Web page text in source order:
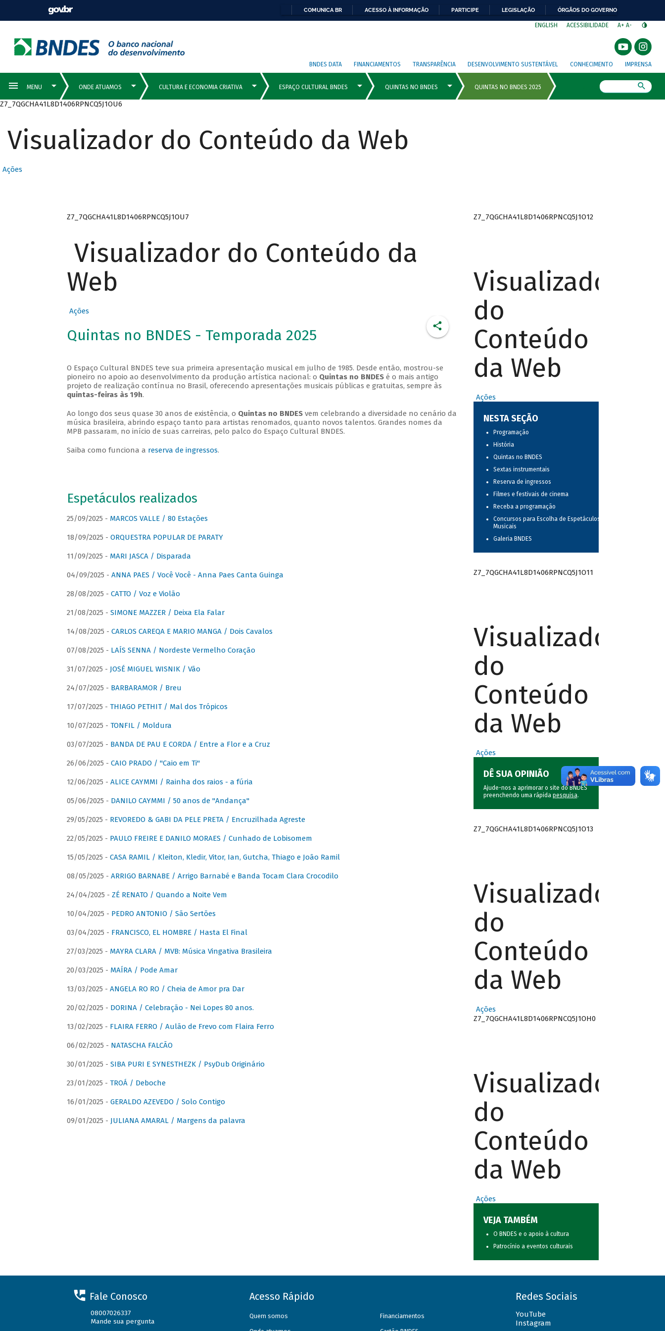
COMUNICA BR ACESSO À INFORMAÇÃO PARTICIPE LEGISLAÇÃO ÓRGÃOS DO GOVERNO
ENGLISH ACESSIBILIDADE A+ A-
BNDES DATA FINANCIAMENTOS TRANSPARÊNCIA DESENVOLVIMENTO SUSTENTÁVEL CONHECIMENTO IMPRENSA
Z7_7QGCHA41L8D1406RPNCQ5J1OU6
Visualizador do Conteúdo da Web
Ações
Z7_7QGCHA41L8D1406RPNCQ5J1OU7
Visualizador do Conteúdo da
Web
Ações
Quintas no BNDES - Temporada 2025
O Espaço Cultural BNDES teve sua primeira apresentação musical em julho de 1985. Desde então, mostrou-se
pioneiro no apoio ao desenvolvimento da produção artística nacional: o Quintas no BNDESé o mais antigo
projeto de realização contínua no Brasil, oferecendo apresentações musicais públicas e gratuitas, sempre às
quintas-feiras às 19h.
Ao longo dos seus quase 30 anos de existência, o Quintas no BNDESvem celebrando a diversidade no cenário da
música brasileira, abrindo espaço tanto para artistas renomados, quanto novos talentos. Grandes nomes da
MPB passaram, no início de suas carreiras, pelo palco do Espaço Cultural BNDES.
Saiba como funciona a reserva de ingressos.
Espetáculos realizados
25/09/2025 - MARCOS VALLE / 80 Estações
18/09/2025 - ORQUESTRA POPULAR DE PARATY
11/09/2025 - MARI JASCA / Disparada
04/09/2025 - ANNA PAES / Você Você - Anna Paes Canta Guinga
28/08/2025 - CATTO / Voz e Violão
21/08/2025 - SIMONE MAZZER / Deixa Ela Falar
14/08/2025 - CARLOS CAREQA E MARIO MANGA / Dois Cavalos
07/08/2025 - LAÍS SENNA / Nordeste Vermelho Coração
31/07/2025 - JOSÉ MIGUEL WISNIK / Vão
24/07/2025 - BARBARAMOR / Breu
17/07/2025 - THIAGO PETHIT / Mal dos Trópicos
10/07/2025 - TONFIL / Moldura
03/07/2025 - BANDA DE PAU E CORDA / Entre a Flor e a Cruz
26/06/2025 - CAIO PRADO / "Caio em Ti"
12/06/2025 - ALICE CAYMMI / Rainha dos raios - a fúria
05/06/2025 - DANILO CAYMMI / 50 anos de "Andança"
29/05/2025 - REVOREDO & GABI DA PELE PRETA / Encruzilhada Agreste
22/05/2025 - PAULO FREIRE E DANILO MORAES / Cunhado de Lobisomem
15/05/2025 - CASA RAMIL / Kleiton, Kledir, Vitor, Ian, Gutcha, Thiago e João Ramil
08/05/2025 - ARRIGO BARNABE / Arrigo Barnabé e Banda Tocam Clara Crocodilo
24/04/2025 - ZÉ RENATO / Quando a Noite Vem
10/04/2025 - PEDRO ANTONIO / São Sertões
03/04/2025 - FRANCISCO, EL HOMBRE / Hasta El Final
27/03/2025 - MAYRA CLARA / MVB: Música Vingativa Brasileira
20/03/2025 - MAÍRA / Pode Amar
13/03/2025 - ANGELA RO RO / Cheia de Amor pra Dar
20/02/2025 - DORINA / Celebração - Nei Lopes 80 anos.
13/02/2025 - FLAIRA FERRO / Aulão de Frevo com Flaira Ferro
06/02/2025 - NATASCHA FALCÃO
30/01/2025 - SIBA PURI E SYNESTHEZK / PsyDub Originário
23/01/2025 - TROÁ / Deboche
16/01/2025 - GERALDO AZEVEDO / Solo Contigo
09/01/2025 - JULIANA AMARAL / Margens da palavra
Z7_7QGCHA41L8D1406RPNCQ5J1O12
Visualizador
do
Conteúdo
da Web
Ações
NESTA SEÇÃO
Programação
História
Quintas no BNDES
Sextas instrumentais
Reserva de ingressos
Filmes e festivais de cinema
Receba a programação
Concursos para Escolha de Espetáculos
Musicais
Galeria BNDES
Z7_7QGCHA41L8D1406RPNCQ5J1O11
Visualizador
do
Conteúdo
da Web
Ações
DÊ SUA OPINIÃO
Ajude-nos a aprimorar o site do BNDES
preenchendo uma rápida pesquisa.
Z7_7QGCHA41L8D1406RPNCQ5J1O13
Visualizador
do
Conteúdo
da Web
Ações
Z7_7QGCHA41L8D1406RPNCQ5J1OH0
Visualizador
do
Conteúdo
da Web
Ações
VEJA TAMBÉM
O BNDES e o apoio à cultura
Patrocínio a eventos culturais
Fale Conosco
08007026337
Mande sua pergunta
Acesso Rápido
Quem somos Financiamentos
Redes Sociais
YouTube
Instagram